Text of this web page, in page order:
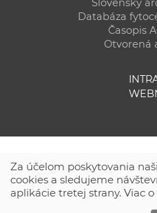
Slovenský
Databáza
Časopis
Otvorená
Za účelom poskytovania
cookies a sledujeme
aplikácie tretej strany. Viac o